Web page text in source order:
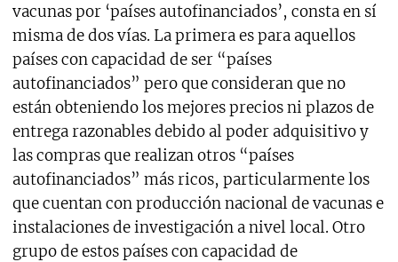
vacunas por ‘países autofinanciados’, consta en sí
misma de dos vías. La primera es para aquellos
países con capacidad de ser “países
autofinanciados” pero que consideran que no
están obteniendo los mejores precios ni plazos de
entrega razonables debido al poder adquisitivo y
las compras que realizan otros “países
autofinanciados” más ricos, particularmente los
que cuentan con producción nacional de vacunas e
instalaciones de investigación a nivel local. Otro
grupo de estos países con capacidad de